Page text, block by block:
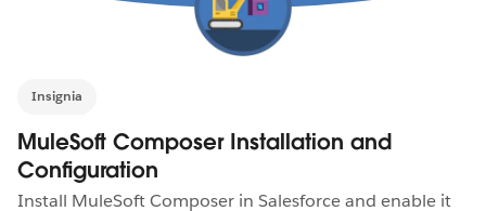
Insignia
MuleSoft Composer Installation and
Configuration
Install MuleSoft Composer in Salesforce and enable it